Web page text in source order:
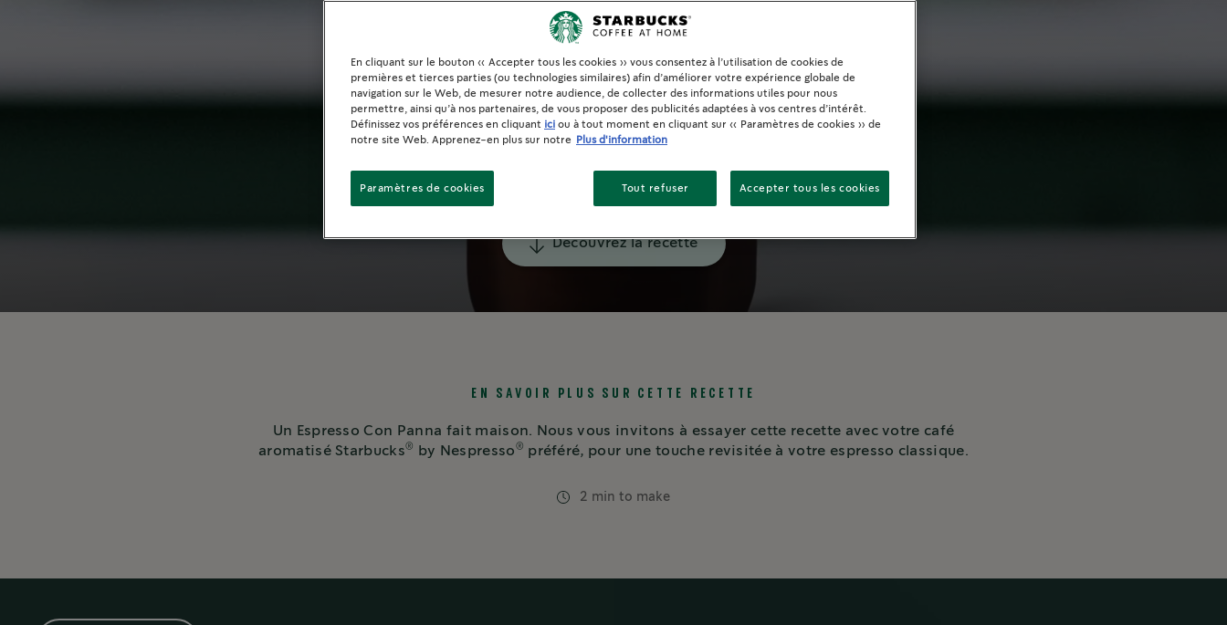
Découvrez la recette
EN SAVOIR PLUS SUR CETTE RECETTE
Un Espresso Con Panna fait maison. Nous vous invitons à essayer cette recette avec votre café
aromatisé Starbucks® by Nespresso ® préféré, pour une touche revisitée à votre espresso classique.
2 min to make
En cliquant sur le bouton « Accepter tous les cookies » vous consentez à l’utilisation de cookies de
premières et tierces parties (ou technologies similaires) afin d’améliorer votre expérience globale de
navigation sur le Web, de mesurer notre audience, de collecter des informations utiles pour nous
permettre, ainsi qu’à nos partenaires, de vous proposer des publicités adaptées à vos centres d’intérêt.
Définissez vos préférences en cliquant ici ou à tout moment en cliquant sur « Paramètres de cookies » de
notre site Web. Apprenez-en plus sur notre
Plus d'information
Tout refuser Accepter tous les cookies
Paramètres de cookies